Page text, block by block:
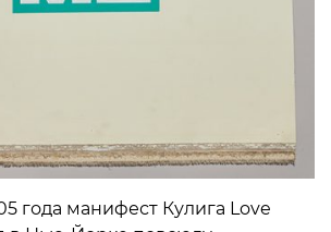
года манифест Кулига Love